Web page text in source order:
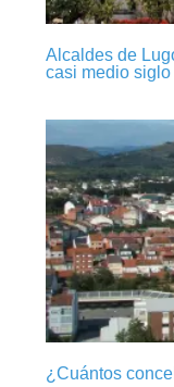
Alcaldes de
casi medio
¿Cuántos